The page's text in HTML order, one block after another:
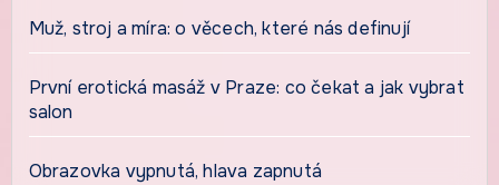
Muž, stroj a míra: o věcech, které nás definují
První erotická masáž v Praze: co čekat a jak vybrat
salon
Obrazovka vypnutá, hlava zapnutá